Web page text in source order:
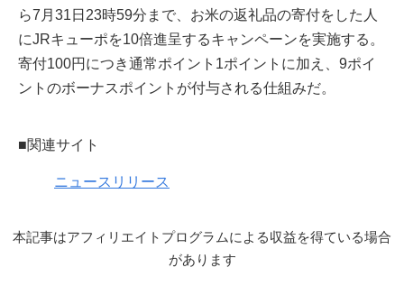
ら7月31日23時59分まで、お米の返礼品の寄付をした人
にJRキューポを10倍進呈するキャンペーンを実施する。
寄付100円につき通常ポイント1ポイントに加え、9ポイ
ントのボーナスポイントが付与される仕組みだ。
■関連サイト
ニュースリリース
本記事はアフィリエイトプログラムによる収益を得ている場合
があります